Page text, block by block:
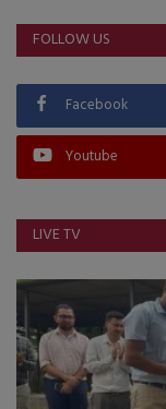
FOLLOW US
Facebook
Youtube
LIVE TV